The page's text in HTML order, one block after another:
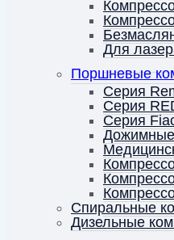
Для
Поршневые
Серия
Серия
Серия
Спиральные
Дизельные